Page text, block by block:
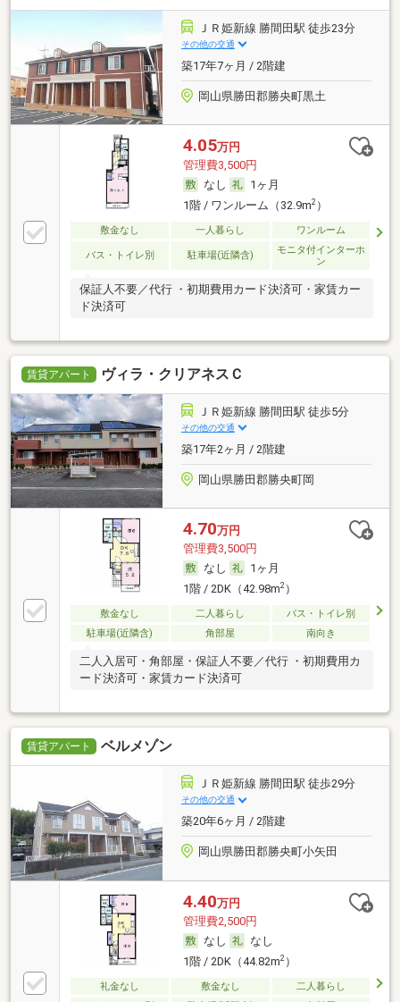
ＪＲ姫新線 勝間田駅 徒歩23分
その他の交通
築17年7ヶ月 / 2階建
岡山県勝田郡勝央町黒土
4.05万円
管理費3,500円
なし
1ヶ月
1階 / ワンルーム（32.9m2）
敷金なし 一人暮らし ワンルーム
バス・トイレ別 駐車場(近隣含)
モニタ付インターホ
ン
保証人不要／代行 ・初期費用カード決済可・家賃カー
ド決済可
賃貸アパート ヴィラ・クリアネスＣ
ＪＲ姫新線 勝間田駅 徒歩5分
その他の交通
築17年2ヶ月 / 2階建
岡山県勝田郡勝央町岡
4.70万円
管理費3,500円
なし
1ヶ月
1階 / 2DK（42.98m2）
敷金なし 二人暮らし
バス・トイレ別
駐車場(近隣含)
角部屋 南向き
二人入居可・角部屋・保証人不要／代行 ・初期費用カ
ード決済可・家賃カード決済可
賃貸アパート ベルメゾン
ＪＲ姫新線 勝間田駅 徒歩29分
その他の交通
築20年6ヶ月 / 2階建
岡山県勝田郡勝央町小矢田
4.40万円
管理費2,500円
なし
なし
1階 / 2DK（44.82m2）
礼金なし 敷金なし
二人暮らし